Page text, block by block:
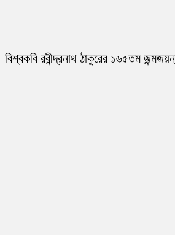
বিশ্বকবি রবীন্দ্রনাথ ঠাকুরের ১৬৫তম